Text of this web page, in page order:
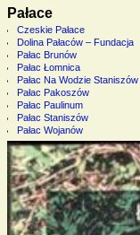
Pałace
Czeskie Pałace
Dolina Pałaców – Fundacja
Pałac Brunów
Pałac Łomnica
Pałac Na Wodzie Staniszów
Pałac Pakoszów
Pałac Paulinum
Pałac Staniszów
Pałac Wojanów